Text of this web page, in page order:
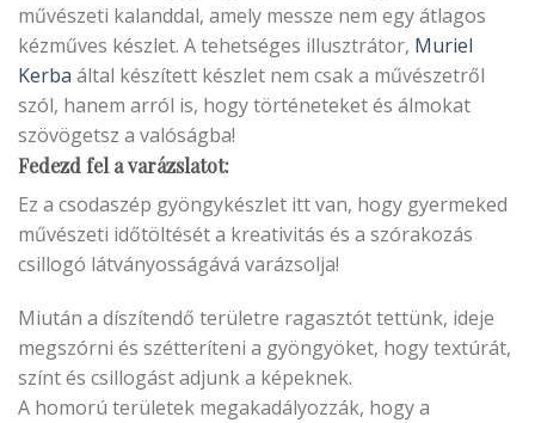
művészeti kalanddal, amely messze nem egy átlagos
kézműves készlet. A tehetséges illusztrátor, Muriel
Kerba által készített készlet nem csak a művészetről
szól, hanem arról is, hogy történeteket és álmokat
szövögetsz a valóságba!
Fedezd fel a varázslatot:
Ez a csodaszép gyöngykészlet itt van, hogy gyermeked
művészeti időtöltését a kreativitás és a szórakozás
csillogó látványosságává varázsolja!
Miután a díszítendő területre ragasztót tettünk, ideje
megszórni és szétteríteni a gyöngyöket, hogy textúrát,
színt és csillogást adjunk a képeknek.
A homorú területek megakadályozzák, hogy a